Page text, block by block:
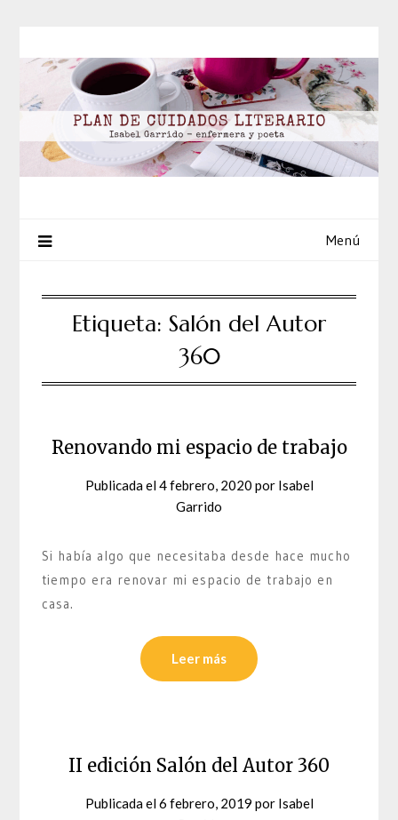
contenido
Menú
Etiqueta: Salón del Autor
360
Renovando mi espacio de trabajo
Publicada el4 febrero, 2020 por Isabel
Garrido
Si había algo que necesitaba desde hace mucho
tiempo era renovar mi espacio de trabajo en
casa.
Leer más
II edición Salón del Autor 360
Publicada el6 febrero, 2019 por Isabel